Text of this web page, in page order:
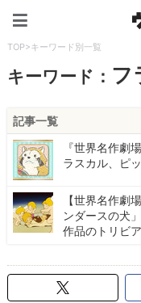
TOP>キーワード別一覧
キーワード： フ
記事一覧
『世界名作劇
ラスカル、ピ
【世界名作劇
ンダースの犬
作品のトリビア